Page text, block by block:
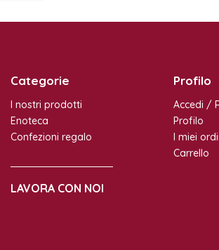
Categorie
I nostri prodotti
Enoteca
Confezioni regalo
LAVORA CON NOI
Profilo
Accedi /
Profilo
I miei
Carrello